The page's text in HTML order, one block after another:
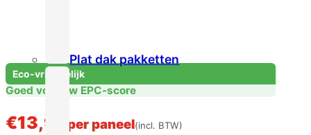
Plat dak pakketten
Eco-vriendelijk
Goed voor uw EPC-score
€13,96 per paneel(incl. BTW)